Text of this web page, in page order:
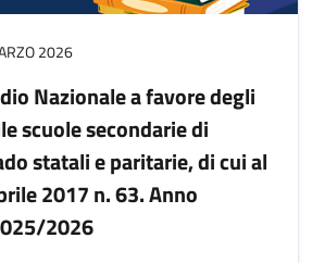
2026
Nazionale a favore degli
scuole secondarie di
statali e paritarie, di cui al
2017 n. 63. Anno
2026